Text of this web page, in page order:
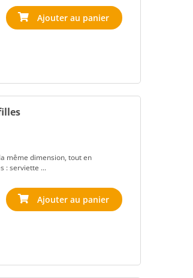
même dimension, tout en
: serviette ...